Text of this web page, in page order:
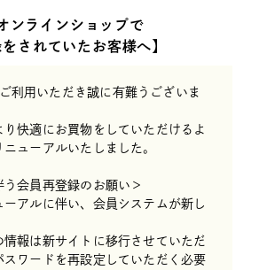
ンラインショップで
されていたお客様へ】
利用いただき誠に有難うございま
り快適にお買物をしていただけるよ
ューアルいたしました。
う会員再登録のお願い＞
アルに伴い、会員システムが新し
情報は新サイトに移行させていただ
スワードを再設定していただく必要